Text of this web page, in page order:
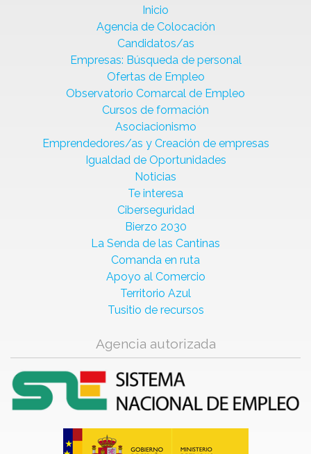
Inicio
Agencia de Colocación
Candidatos/as
Empresas: Búsqueda de personal
Ofertas de Empleo
Observatorio Comarcal de Empleo
Cursos de formación
Asociacionismo
Emprendedores/as y Creación de empresas
Igualdad de Oportunidades
Noticias
Te interesa
Ciberseguridad
Bierzo 2030
La Senda de las Cantinas
Comanda en ruta
Apoyo al Comercio
Territorio Azul
Tusitio de recursos
Agencia autorizada